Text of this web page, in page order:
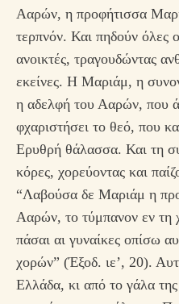
Ααρών, η προφήτισσα
τερπνόν. Και πηδούν όλες
ανοικτές, τραγουδώντας
εκείνες. Η Μαριάμ, η
η αδελφή του Ααρών, που
φχαριστήσει το θεό, που
Ερυθρή θάλασσα. Και τη
κόρες, χορεύοντας και
“Λαβούσα δε Μαριάμ η
Ααρών, το τύμπανον εν τη
πάσαι αι γυναίκες οπίσω
χορών” (Έξοδ. ιε’, 20).
Ελλάδα, κι από το γάλα